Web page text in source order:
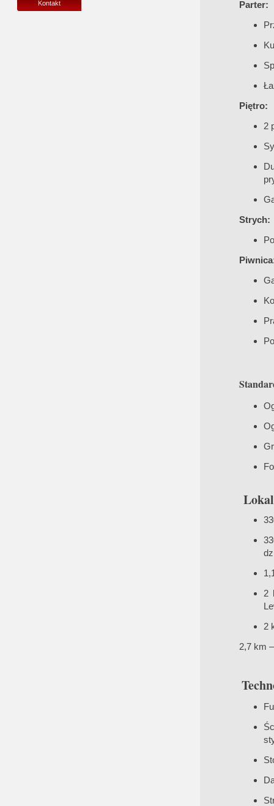
Kontakt
Parter:
Piętro:
2
Strych:
2
2
2,7 km